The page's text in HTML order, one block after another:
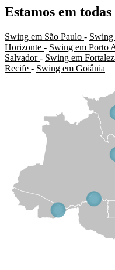
Estamos em todas
Swing em São Paulo - Swing
Horizonte - Swing em Porto
Salvador- Swing em
Recife - Swing em Goiânia